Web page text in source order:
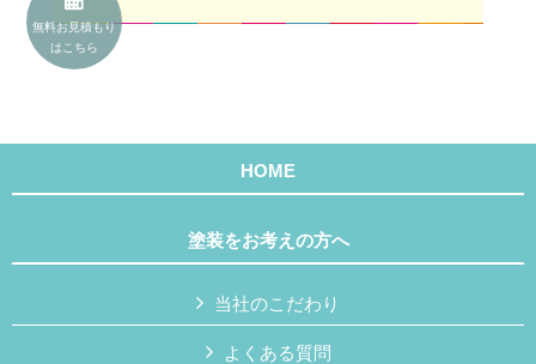
HOME
塗装をお考えの方へ
当社のこだわり
よくある質問
無料お見積もり
はこちら